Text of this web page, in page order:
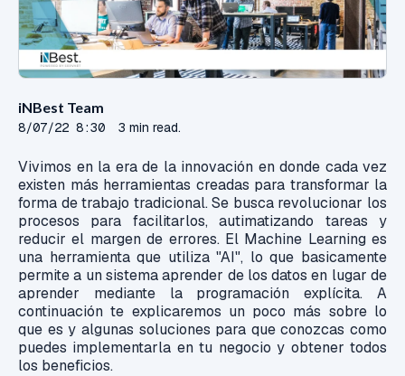
iNBest Team
8/07/22 8:30 3 min read.
Vivimos en la era de la innovación en donde cada vez
existen más herramientas creadas para transformar la
forma de trabajo tradicional. Se busca revolucionar los
procesos para facilitarlos, autimatizando tareas y
reducir el margen de errores. El Machine Learning es
una herramienta que utiliza "AI", lo que basicamente
permite a un sistema aprender de los datos en lugar de
aprender mediante la programación explícita. A
continuación te explicaremos un poco más sobre lo
que es y algunas soluciones para que conozcas como
puedes implementarla en tu negocio y obtener todos
los beneficios.